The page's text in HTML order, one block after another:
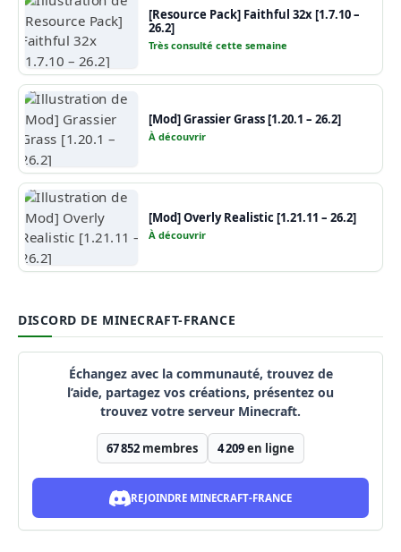
[Resource Pack] Faithful 32x [1.7.10 –
26.2]
Très consulté cette semaine
[Mod] Grassier Grass [1.20.1 – 26.2]
À découvrir
[Mod] Overly Realistic [1.21.11 – 26.2]
À découvrir
DISCORD DE MINECRAFT-FRANCE
Échangez avec la communauté, trouvez de
l’aide, partagez vos créations, présentez ou
trouvez votre serveur Minecraft.
67 852 membres 4 209en ligne
REJOINDRE MINECRAFT-FRANCE